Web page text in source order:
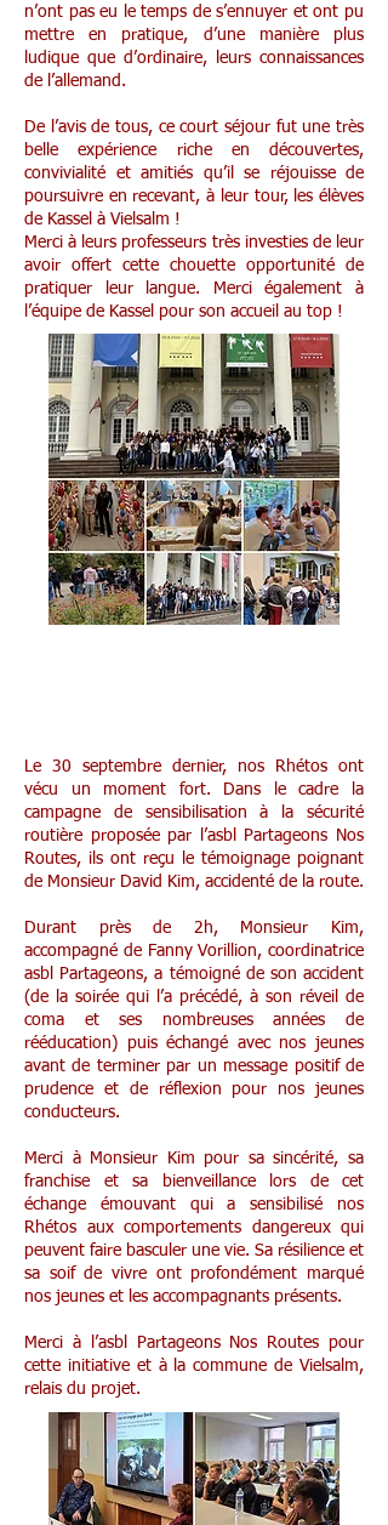
n’ont pas eu le temps de s’ennuyer et ont pu
mettre en pratique, d’une manière plus
ludique que d’ordinaire, leurs connaissances
de l’allemand.
De l’avis de tous, ce court séjour fut une très
belle expérience riche en découvertes,
convivialité et amitiés qu’il se réjouisse de
poursuivre en recevant, à leur tour, les élèves
de Kassel à Vielsalm !
Merci à leurs professeurs très investies de leur
avoir offert cette chouette opportunité de
pratiquer leur langue. Merci également à
l’équipe de Kassel pour son accueil au top !
Le 30 septembre dernier, nos Rhétos ont
vécu un moment fort. Dans le cadre la
campagne de sensibilisation à la sécurité
routière proposée par l’asbl Partageons Nos
Routes, ils ont reçu le témoignage poignant
de Monsieur David Kim, accidenté de la route.
Durant près de 2h, Monsieur Kim,
accompagné de Fanny Vorillion, coordinatrice
asbl Partageons, a témoigné de son accident
(de la soirée qui l’a précédé, à son réveil de
coma et ses nombreuses années de
rééducation) puis échangé avec nos jeunes
avant de terminer par un message positif de
prudence et de réflexion pour nos jeunes
conducteurs.
Merci à Monsieur Kim pour sa sincérité, sa
franchise et sa bienveillance lors de cet
échange émouvant qui a sensibilisé nos
Rhétos aux comportements dangereux qui
peuvent faire basculer une vie. Sa résilience et
sa soif de vivre ont profondément marqué
nos jeunes et les accompagnants présents.
Merci à l’asbl Partageons Nos Routes pour
cette initiative et à la commune de Vielsalm,
relais du projet.